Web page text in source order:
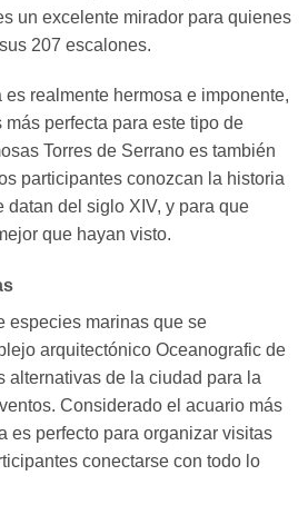
un excelente mirador para quienes
207 escalones.
es realmente hermosa e imponente,
perfecta para este tipo de
Torres de Serrano es también
participantes conozcan la historia
datan del siglo XIV, y para que
que hayan visto.
especies marinas que se
arquitectónico Oceanografic de
alternativas de la ciudad para la
Considerado el acuario más
es perfecto para organizar visitas
conectarse con todo lo